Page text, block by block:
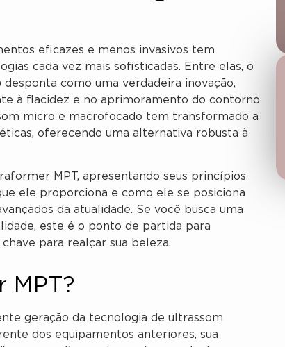
eficazes e menos invasivos tem
cada vez mais sofisticadas. Entre elas, o
como uma verdadeira inovação,
à flacidez e no aprimoramento do contorno
micro e macrofocado tem transformado a
oferecendo uma alternativa robusta à
MPT, apresentando seus princípios
ele proporciona e como ele se posiciona
da atualidade. Se você busca uma
este é o ponto de partida para
para realçar sua beleza.
MPT?
geração da tecnologia de ultrassom
dos equipamentos anteriores, sua